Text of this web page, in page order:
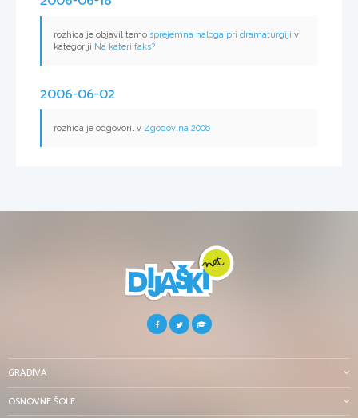
rozhica je objavil temo sprejemna naloga pri dramaturgiji v
kategoriji Na kateri faks?
2006-06-02
rozhica je odgovoril v Zgodovina 2006
GRADIVA
OSNOVNE ŠOLE